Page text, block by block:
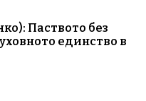
Паството без
единство в